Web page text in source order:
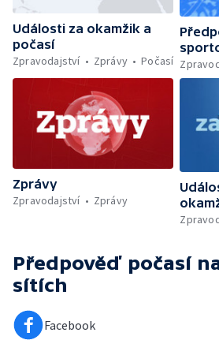
Události za okamžik a
počasí
Zpravodajství
Zprávy Počasí
Zprávy
Zpravodajství
Zprávy
Předpověď počasí
sítích
Facebook